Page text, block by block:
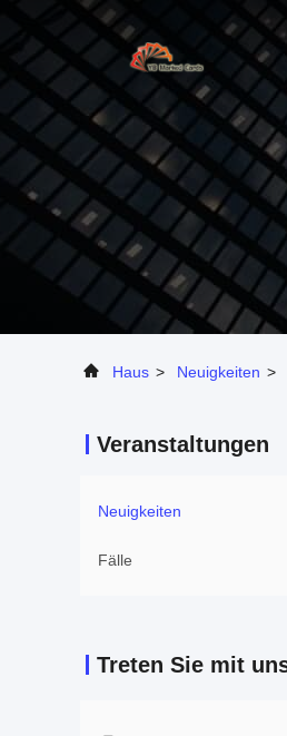
Haus > Neuigkeiten >
Veranstaltungen
Neuigkeiten
Fälle